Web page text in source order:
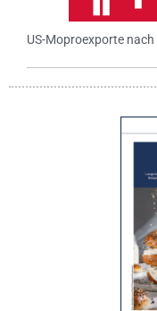
US-Moproexporte